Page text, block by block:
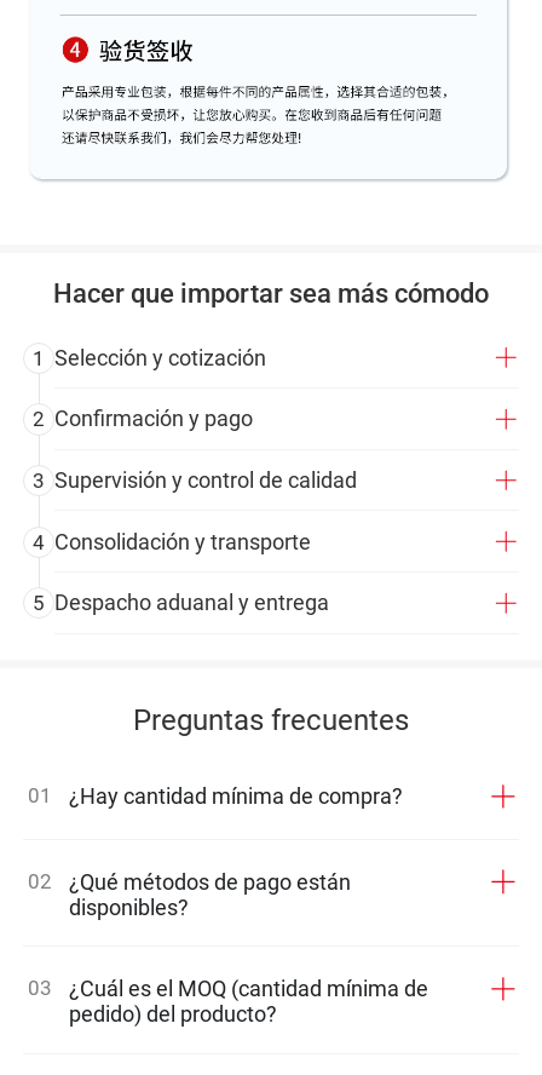
Hacer que importar sea más cómodo
1 Selección y cotización
2 Confirmación y pago
3 Supervisión y control de calidad
4 Consolidación y transporte
5 Despacho aduanal y entrega
Preguntas frecuentes
01 ¿Hay cantidad mínima de compra?
02
¿Qué métodos de pago están
disponibles?
03
¿Cuál es el MOQ (cantidad mínima de
pedido) del producto?